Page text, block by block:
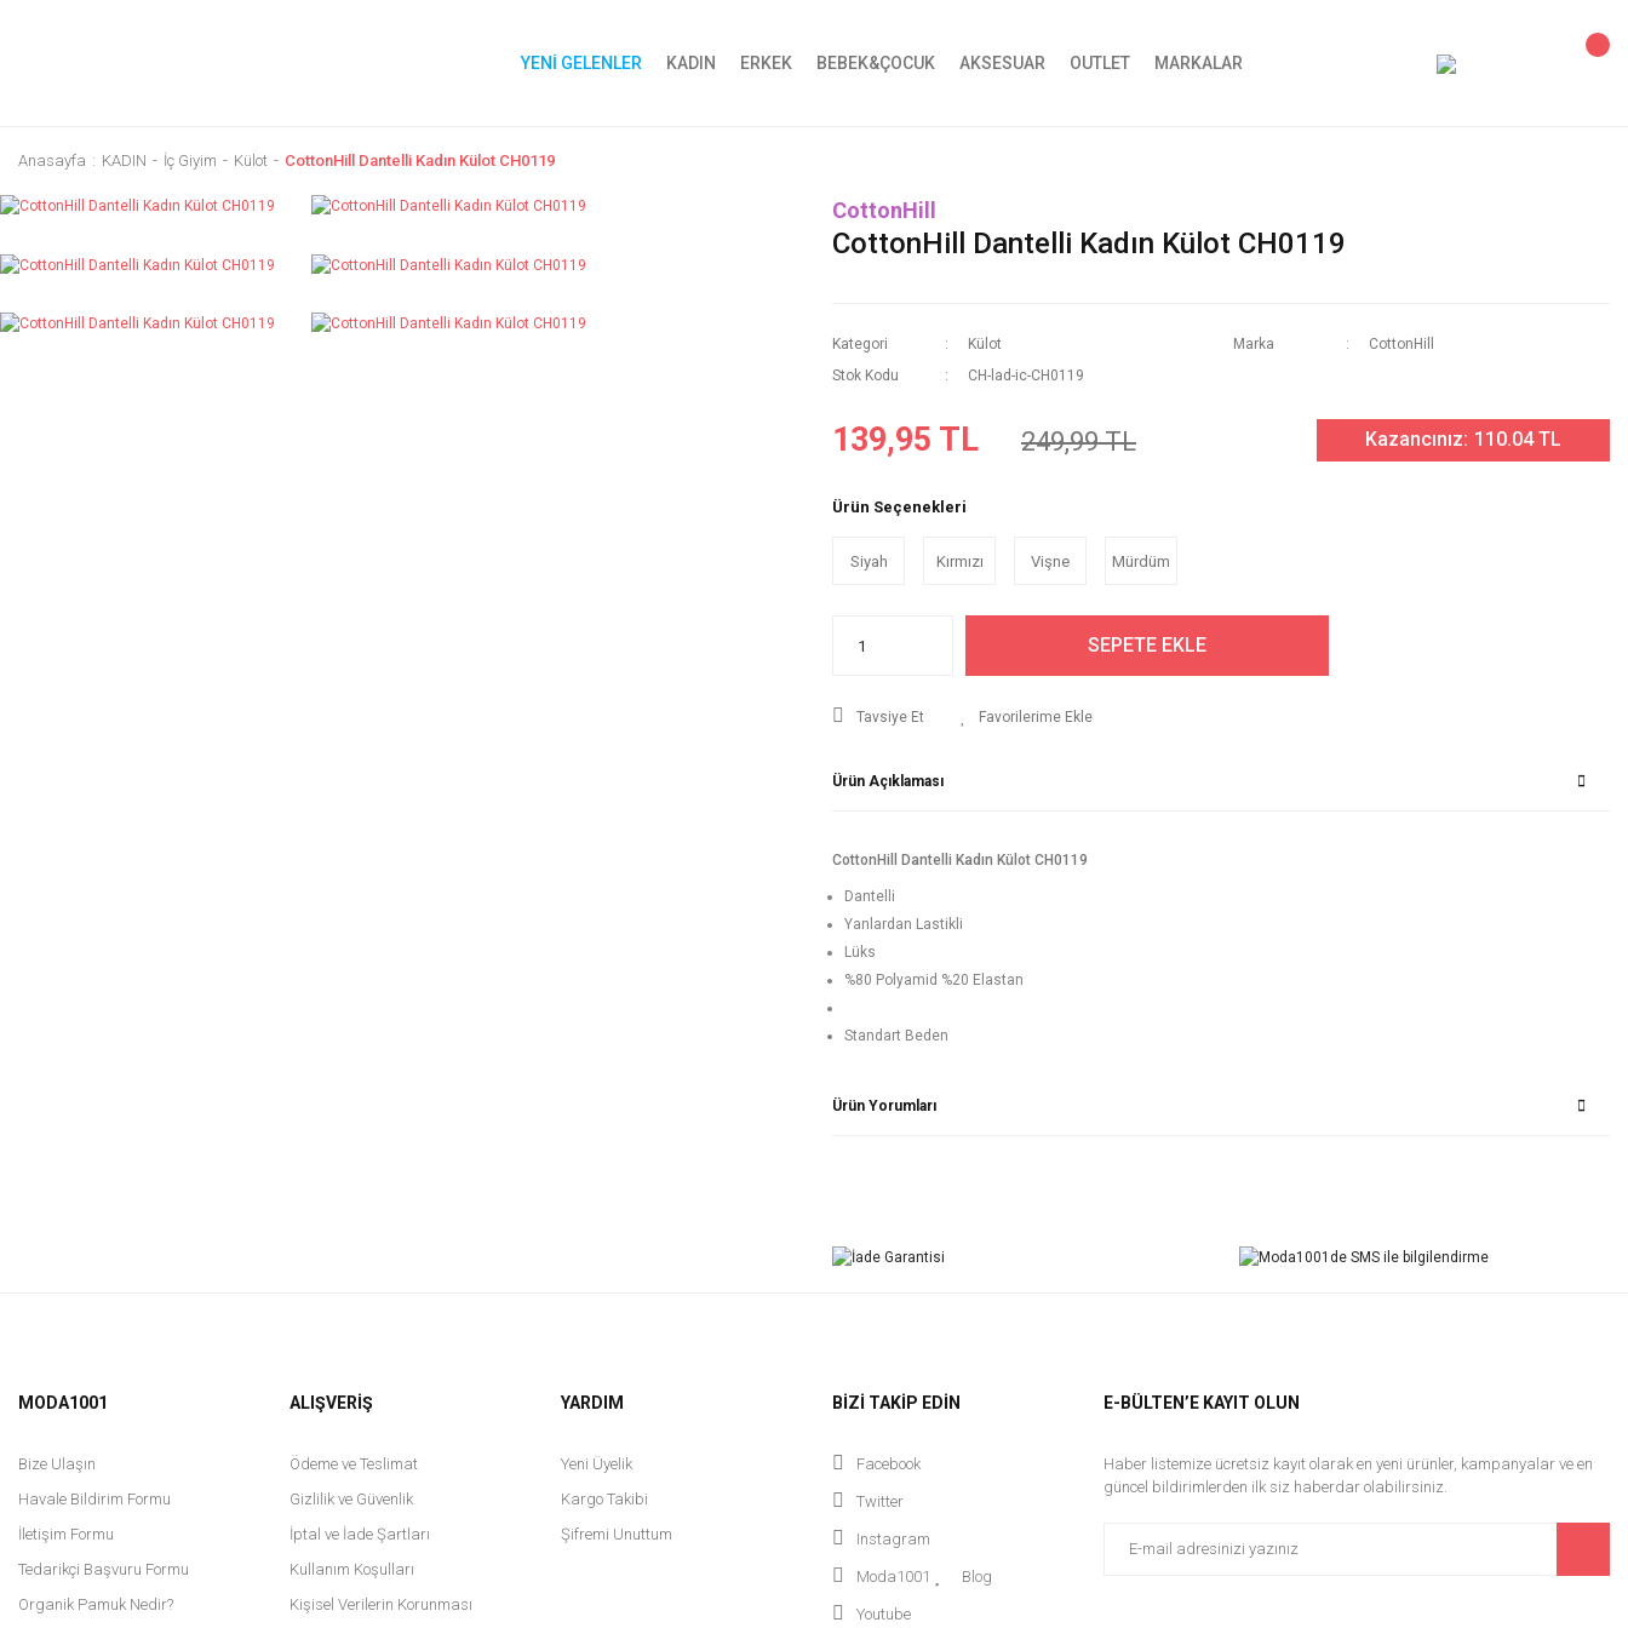
YENİ GELENLER KADIN ERKEK BEBEK&ÇOCUK AKSESUAR OUTLET MARKALAR
Anasayfa KADIN İç Giyim Külot CottonHill Dantelli Kadın Külot CH0119
CottonHill
CottonHill Dantelli Kadın Külot CH0119
Kategori Külot Marka
CottonHill
Stok Kodu
CH-lad-ic-CH0119
139,95 TL 249,99 TL Kazancınız: 110.04 TL
Ürün Seçenekleri
Siyah Kırmızı Vişne Mürdüm
SEPETE EKLE
Tavsiye Et
Ürün Açıklaması
CottonHill Dantelli Kadın Külot CH0119
Dantelli
Yanlardan Lastikli
Lüks
%80 Polyamid %20 Elastan
Standart Beden
Ürün Yorumları
Yorum Yaz
MODA1001
Bize Ulaşın
Havale Bildirim Formu
İletişim Formu
Tedarikçi Başvuru Formu
Organik Pamuk Nedir?
ALIŞVERİŞ
Ödeme ve Teslimat
Gizlilik ve Güvenlik
İptal ve İade Şartları
Kullanım Koşulları
Kişisel Verilerin Korunması
YARDIM
Yeni Üyelik
Kargo Takibi
Şifremi Unuttum
BİZİ TAKİP EDİN
Facebook
Twitter
Instagram
Moda1001 Blog
Youtube
E-BÜLTEN’E KAYIT OLUN
Haber listemize ücretsiz kayıt olarak en yeni ürünler, kampanyalar ve en
güncel bildirimlerden ilk siz haberdar olabilirsiniz.